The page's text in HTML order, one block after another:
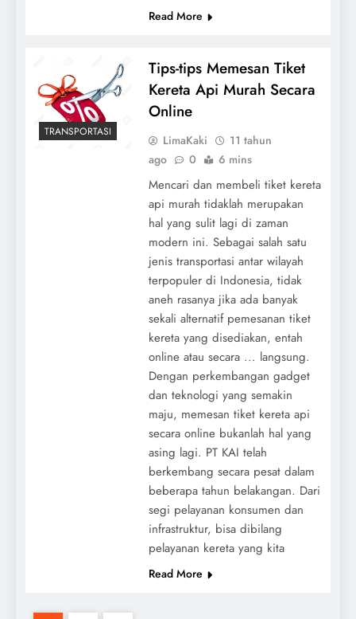
Read More
TRANSPORTASI
Tips-tips Memesan Tiket
Kereta Api Murah Secara
Online
LimaKaki
11 tahun
ago
0 6 mins
Mencari dan membeli tiket kereta
api murah tidaklah merupakan
hal yang sulit lagi di zaman
modern ini. Sebagai salah satu
jenis transportasi antar wilayah
terpopuler di Indonesia, tidak
aneh rasanya jika ada banyak
sekali alternatif pemesanan tiket
kereta yang disediakan, entah
online atau secara ... langsung.
Dengan perkembangan gadget
dan teknologi yang semakin
maju, memesan tiket kereta api
secara online bukanlah hal yang
asing lagi. PT KAI telah
berkembang secara pesat dalam
beberapa tahun belakangan. Dari
segi pelayanan konsumen dan
infrastruktur, bisa dibilang
pelayanan kereta yang kita
Read More